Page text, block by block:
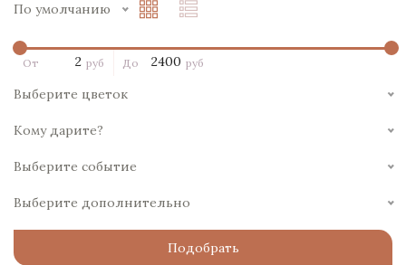
По умолчанию
От руб До руб
Выберите цветок
Кому дарите?
Выберите событие
Выберите дополнительно
Подобрать